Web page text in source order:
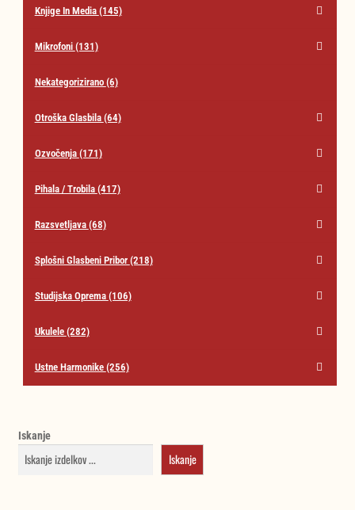
Knjige In Media (145)
Mikrofoni (131)
Nekategorizirano (6)
Otroška Glasbila (64)
Ozvočenja (171)
Pihala / Trobila (417)
Razsvetljava (68)
Splošni Glasbeni Pribor (218)
Studijska Oprema (106)
Ukulele (282)
Ustne Harmonike (256)
Iskanje
Iskanje